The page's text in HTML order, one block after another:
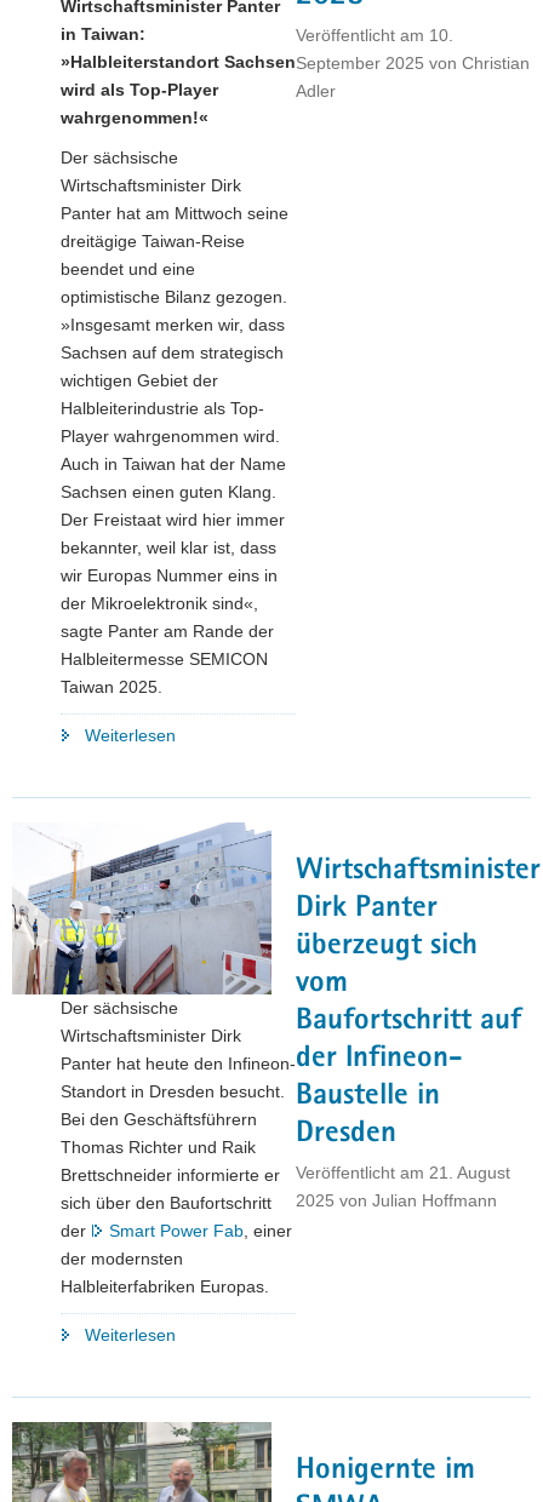
Veröffentlicht am 10.
September 2025 von Christian
Adler
Wirtschaftsminister Panter
in Taiwan:
»Halbleiterstandort Sachsen
wird als Top-Player
wahrgenommen!«
Der sächsische
Wirtschaftsminister Dirk
Panter hat am Mittwoch seine
dreitägige Taiwan-Reise
beendet und eine
optimistische Bilanz gezogen.
»Insgesamt merken wir, dass
Sachsen auf dem strategisch
wichtigen Gebiet der
Halbleiterindustrie als Top-
Player wahrgenommen wird.
Auch in Taiwan hat der Name
Sachsen einen guten Klang.
Der Freistaat wird hier immer
bekannter, weil klar ist, dass
wir Europas Nummer eins in
der Mikroelektronik sind«,
sagte Panter am Rande der
Halbleitermesse SEMICON
Taiwan 2025.
Weiterlesen
dem
Branchen-
Event
SEMICON
Taiwan
2025"
Wirtschaftsminister
Dirk Panter
überzeugt sich
vom
Baufortschritt auf
der Infineon-
Baustelle in
Dresden
Veröffentlicht am 21. August
2025 von Julian Hoffmann
Der sächsische
Wirtschaftsminister Dirk
Panter hat heute den Infineon-
Standort in Dresden besucht.
Bei den Geschäftsführern
Thomas Richter und Raik
Brettschneider informierte er
sich über den Baufortschritt
der
Smart Power Fab, einer
der modernsten
Halbleiterfabriken Europas.
Weiterlesen
überzeugt
sich
vom
Honigernte im